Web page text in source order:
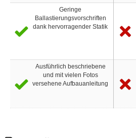
Geringe
Ballastierungsvorschriften
dank hervorragender Statik
Ausführlich beschriebene
und mit vielen Fotos
versehene Aufbauanleitung